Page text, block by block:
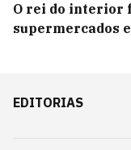
O rei do interior
supermercados
EDITORIAS